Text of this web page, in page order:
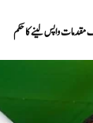
واپس لینے کا حکم